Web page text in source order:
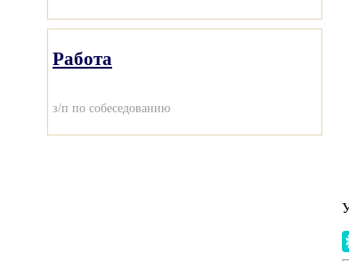
Работа
з/п по собеседованию